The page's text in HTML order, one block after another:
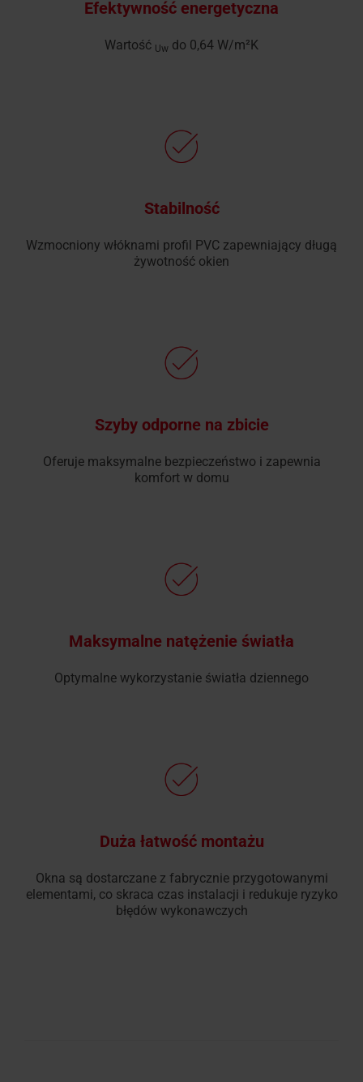
Efektywność energetyczna
Wartość Uw do 0,64 W/m²K
Stabilność
Wzmocniony włóknami profil PVC zapewniający długą
żywotność okien
Szyby odporne na zbicie
Oferuje maksymalne bezpieczeństwo i zapewnia
komfort w domu
Maksymalne natężenie światła
Optymalne wykorzystanie światła dziennego
Duża łatwość montażu
Okna są dostarczane z fabrycznie przygotowanymi
elementami, co skraca czas instalacji i redukuje ryzyko
błędów wykonawczych